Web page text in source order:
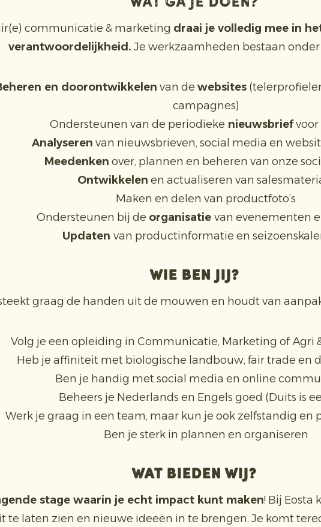
Wat ga je doen?
communicatie & marketing draai je volledig mee in
verantwoordelijkheid. Je werkzaamheden bestaan
en doorontwikkelen van de websites
campagnes)
Ondersteunen van de periodieke nieuwsbriefvoor
Analyseren van nieuwsbrieven, social media en
Meedenken over, plannen en beheren van onze
Ontwikkelen en actualiseren van
Maken en delen van productfoto’s
Ondersteunen bij de organisatie van evenementen
Updaten van productinformatie en
Wie ben jij?
graag de handen uit de mouwen en houdt van
Volg je een opleiding in Communicatie, Marketing of Agri
Heb je affiniteit met biologische landbouw, fair trade en
Ben je handig met social media en online
Beheers je Nederlands en Engels goed (Duits is
Werk je graag in een team, maar kun je ook zelfstandig en
Ben je sterk in plannen en organiseren
Wat bieden wij?
stage waarin je echt impact kunt maken! Bij Eosta
te laten zien en nieuwe ideeën in te brengen. Je komt